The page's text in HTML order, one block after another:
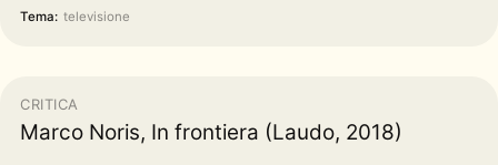
Tema: televisione
CRITICA
Marco Noris, In frontiera (Laudo, 2018)